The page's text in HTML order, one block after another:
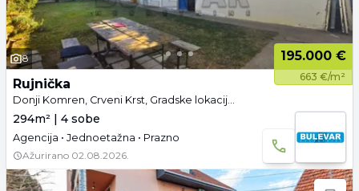
8 195.000 €
663 €/m²
Rujnička
Donji Komren, Crveni Krst, Gradske lokacije, Niš
294m² | 4 sobe
Agencija • Jednoetažna • Prazno
Ažurirano 02.08.2026.